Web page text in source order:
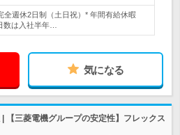
全週休2日制（土日祝）* 年間有給休暇
数は入社半年…
気になる
【三菱電機グループの安定性】フレックス